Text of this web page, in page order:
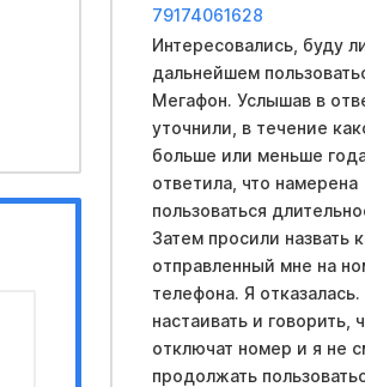
79174061628
Интересовались, буду
дальнейшем
Мегафон. Услышав в
уточнили, в течение
больше или меньше
ответила, что намерена
пользоваться
Затем просили назвать
отправленный мне на
телефона. Я
настаивать и говорить,
отключат номер и я не
продолжать